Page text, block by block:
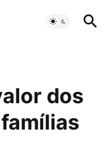
dos